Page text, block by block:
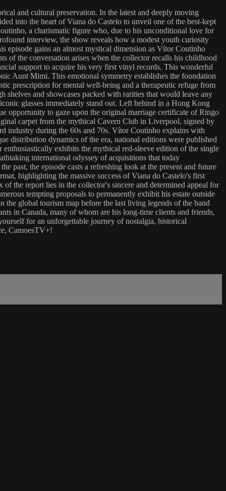
and cultural preservation. In the latest and deeply moving
into the heart of Viana do Castelo to unveil one of the best-kept
a charismatic figure who, due to his unconditional love for
interview, the show reveals how a modest youth curiosity
episode gains an almost mystical dimension as Vítor Coutinho
of the conversation arises when the collector recalls his childhood
support to acquire his very first vinyl records. This wonderful
Aunt Mimi. This emotional symmetry establishes the foundation
prescription for mental well-being and a therapeutic refuge from
shelves and showcases packed with rarities that would leave any
glasses immediately stand out. Left behind in a Hong Kong
opportunity to gaze upon the original marriage certificate of Ringo
carpet from the mythical Cavern Club in Liverpool, signed by
industry during the 60s and 70s. Vítor Coutinho explains with
distribution dynamics of the era, national editions were published
exhibits the mythical red-sleeve edition of the single
international odyssey of acquisitions that today
past, the episode casts a refreshing look at the present and future
highlighting the massive success of Viana do Castelo's first
the report lies in the collector's sincere and determined appeal for
tempting proposals to permanently exhibit his estate outside
the global tourism map before the last living legends of the band
in Canada, many of whom are his long-time clients and friends,
for an unforgettable journey of nostalgia, historical
CamoesTV+!